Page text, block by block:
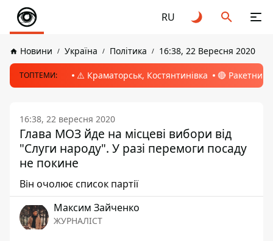
RU
Новини Україна Політика 16:38, 22 Вересня 2020
ТОПТЕМИ: ⚠️ Краматорськ, Костянтинівка 🔴 Ракетний
16:38, 22 вересня 2020
Глава МОЗ йде на місцеві вибори від
"Слуги народу". У разі перемоги посаду
не покине
Він очолює список партії
Максим Зайченко
ЖУРНАЛІСТ